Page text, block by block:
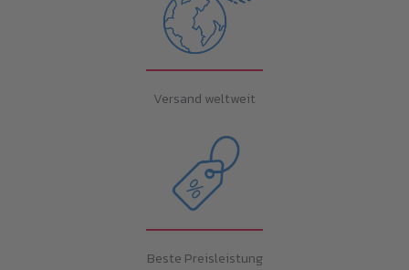
Versand weltweit
Beste Preisleistung